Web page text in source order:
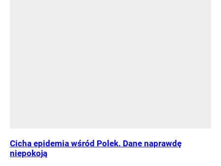
Cicha epidemia wśród Polek. Dane naprawdę
niepokoją